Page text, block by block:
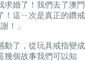
求婚了！我們去了澳門
！這ㄧ次是真正的鑽戒
！」
動了，從玩具戒指變成
幾個故事我們可以知